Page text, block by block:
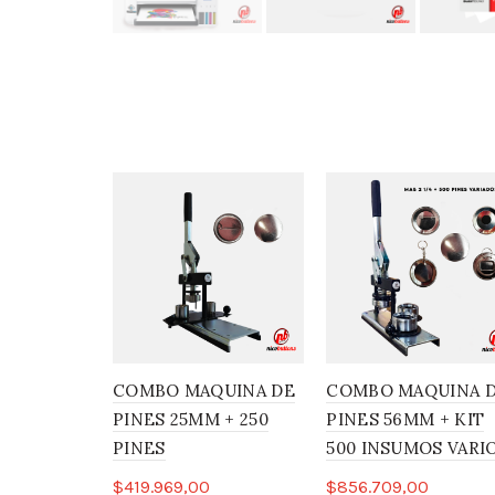
COMBO MAQUINA DE
PINES 25MM + 250
PINES
$419.969,00
COMBO MAQUINA
PINES 56MM + KIT
500 INSUMOS
$856.709,00